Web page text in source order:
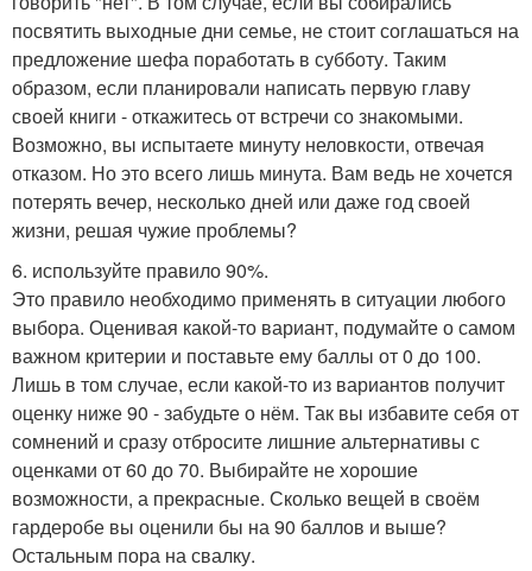
посвятить выходные дни семье, не стоит соглашаться на
предложение шефа поработать в субботу. Таким
образом, если планировали написать первую главу
своей книги - откажитесь от встречи со знакомыми.
Возможно, вы испытаете минуту неловкости, отвечая
отказом. Но это всего лишь минута. Вам ведь не хочется
потерять вечер, несколько дней или даже год своей
жизни, решая чужие проблемы?
6. используйте правило 90%.
Это правило необходимо применять в ситуации любого
выбора. Оценивая какой-то вариант, подумайте о самом
важном критерии и поставьте ему баллы от 0 до 100.
Лишь в том случае, если какой-то из вариантов получит
оценку ниже 90 - забудьте о нём. Так вы избавите себя от
сомнений и сразу отбросите лишние альтернативы с
оценками от 60 до 70. Выбирайте не хорошие
возможности, а прекрасные. Сколько вещей в своём
гардеробе вы оценили бы на 90 баллов и выше?
Остальным пора на свалку.